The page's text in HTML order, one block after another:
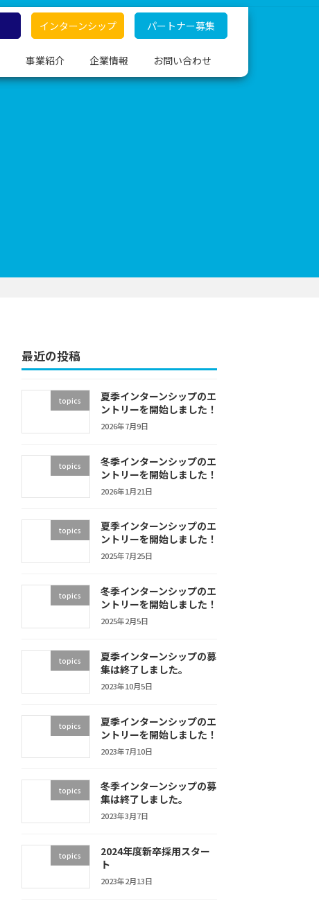
インターンシップ パートナー募集
事業紹介 企業情報 お問い合わせ
最近の投稿
topics
夏季インターンシップのエ
ントリーを開始しました！
2026年7月9日
topics
冬季インターンシップのエ
ントリーを開始しました！
2026年1月21日
topics
夏季インターンシップのエ
ントリーを開始しました！
2025年7月25日
topics
冬季インターンシップのエ
ントリーを開始しました！
2025年2月5日
topics
夏季インターンシップの募
集は終了しました。
2023年10月5日
topics
夏季インターンシップのエ
ントリーを開始しました！
2023年7月10日
topics
冬季インターンシップの募
集は終了しました。
2023年3月7日
topics
2024年度新卒採用スター
ト
2023年2月13日